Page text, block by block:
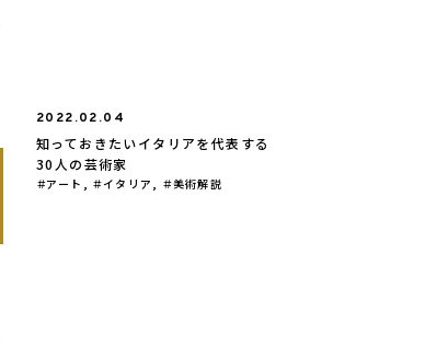
2022.02.04
知っておきたいイタリアを代表する
30人の芸術家
アート , イタリア , 美術解説